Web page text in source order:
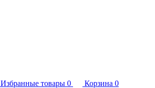
Избранные товары 0 Корзина 0